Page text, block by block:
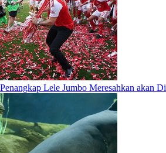
Penangkap Lele Jumbo Meresahkan akan